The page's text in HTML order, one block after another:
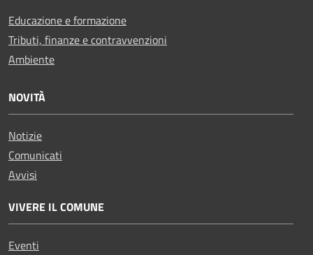
Educazione e formazione
Tributi, finanze e contravvenzioni
Ambiente
NOVITÀ
Notizie
Comunicati
Avvisi
VIVERE IL COMUNE
Eventi